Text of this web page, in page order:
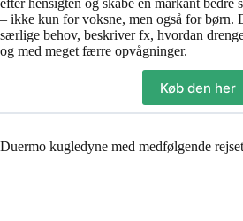
– ikke kun for voksne, men også for børn.
særlige behov, beskriver fx, hvordan
og med meget færre opvågninger.
Køb den her
Duermo kugledyne med medfølgende